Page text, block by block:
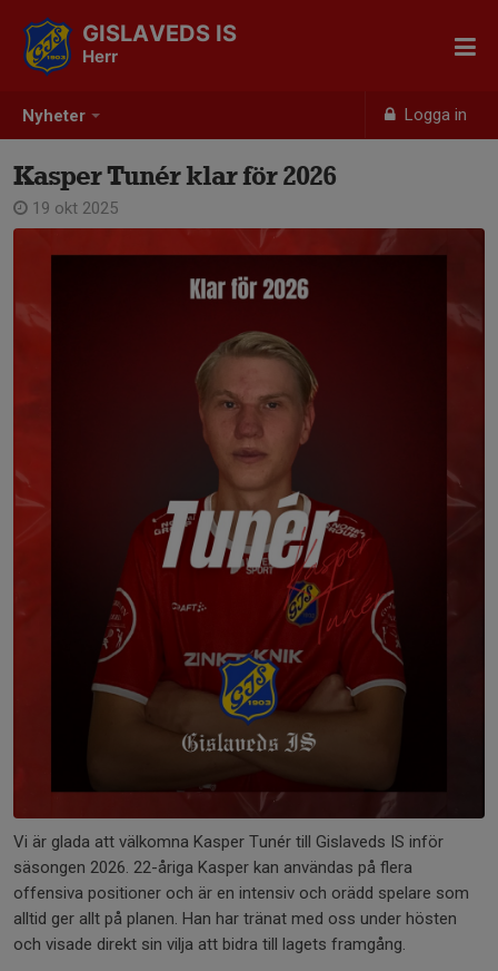
Nyheter Logga in
GISLAVEDS IS
Herr
Kasper Tunér klar för 2026
19 okt 2025
Vi är glada att välkomna Kasper Tunér till Gislaveds IS inför
säsongen 2026. 22-åriga Kasper kan användas på flera
offensiva positioner och är en intensiv och orädd spelare som
alltid ger allt på planen. Han har tränat med oss under hösten
och visade direkt sin vilja att bidra till lagets framgång.